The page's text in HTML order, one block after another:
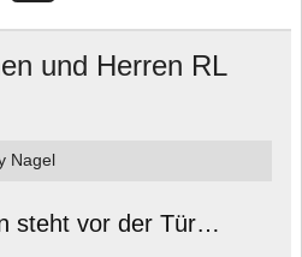
und Herren RL
Nagel
steht vor der Tür…